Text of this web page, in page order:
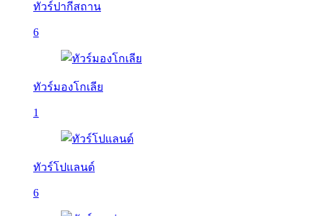
ทัวร์ปากีสถาน
6
ทัวร์มองโกเลีย
1
ทัวร์โปแลนด์
6